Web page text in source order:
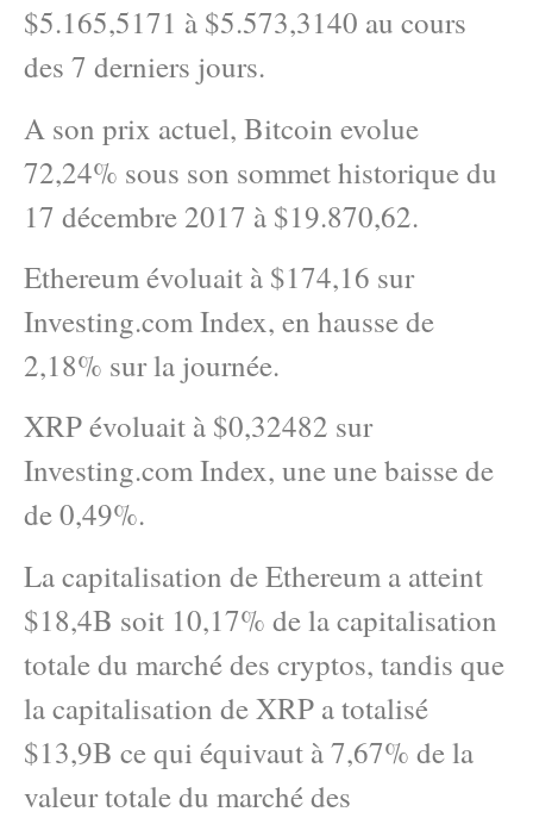
$5.165,5171 à $5.573,3140 au cours
des 7 derniers jours.
A son prix actuel, Bitcoin evolue
72,24% sous son sommet historique du
17 décembre 2017 à $19.870,62.
Ethereum évoluait à $174,16 sur
Investing.com Index, en hausse de
2,18% sur la journée.
XRP évoluait à $0,32482 sur
Investing.com Index, une une baisse de
de 0,49%.
La capitalisation de Ethereum a atteint
$18,4B soit 10,17% de la capitalisation
totale du marché des cryptos, tandis que
la capitalisation de XRP a totalisé
$13,9B ce qui équivaut à 7,67% de la
valeur totale du marché des